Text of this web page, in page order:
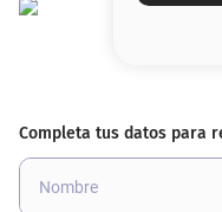
10. cher